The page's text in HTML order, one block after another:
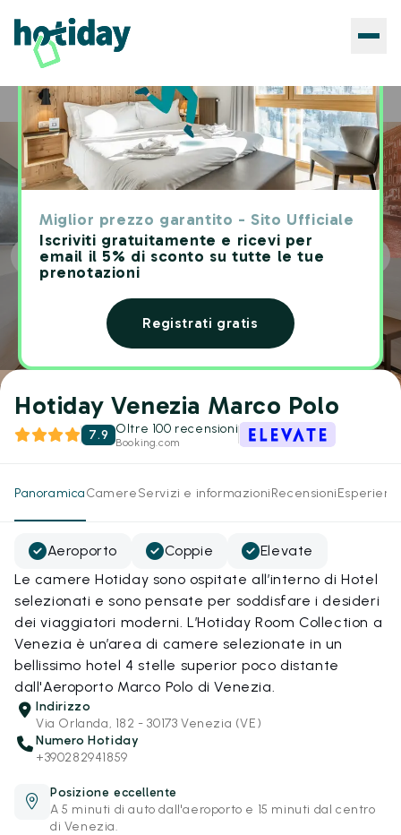
Miglior prezzo garantito - Sito Ufficiale
Iscriviti gratuitamente e ricevi per
email il 5% di sconto su tutte le tue
prenotazioni
Registrati gratis
Home Hotels Hotiday Venezia Marco Polo
Hotiday Venezia Marco Polo
7.9 Oltre 100 recensioni
Booking.com
PanoramicaCamereServizi e informazioniRecensioni
Aeroporto Coppie
Elevate
Le camere Hotiday sono ospitate all’interno di Hotel
selezionati e sono pensate per soddisfare i desideri
dei viaggiatori moderni. L’Hotiday Room Collection a
Venezia è un’area di camere selezionate in un
bellissimo hotel 4 stelle superior poco distante
dall'Aeroporto Marco Polo di Venezia.
Indirizzo
Via Orlanda, 182 - 30173 Venezia (VE)
Numero Hotiday
+390282941859
Posizione eccellente
A 5 minuti di auto dall'aeroporto e 15 minuti dal centro
di Venezia.